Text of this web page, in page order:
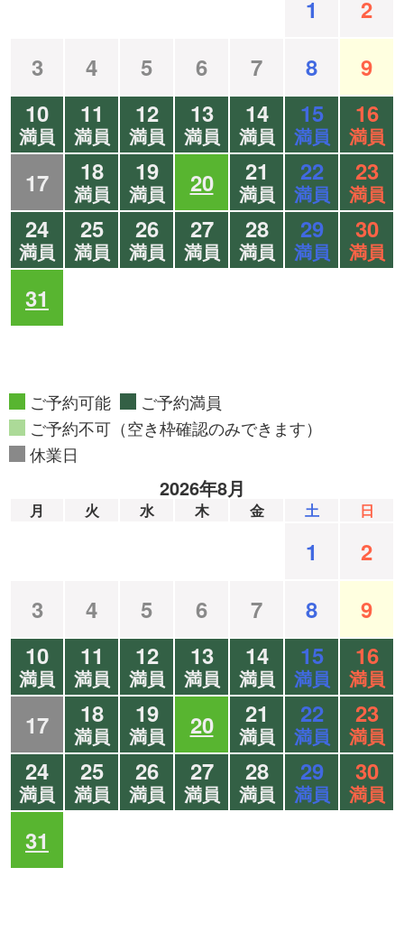
1
2
3
4 5 6 7 8
9
10
満員
11
満員
12
満員
13
満員
14
満員
15
満員
16
満員
17 18
満員
19
満員 20 21
満員
22
満員
23
満員
24
満員
25
満員
26
満員
27
満員
28
満員
29
満員
30
満員
31
ご予約可能
ご予約満員
ご予約不可（空き枠確認のみできます）
休業日
2026年8月
月 火 水 木 金 土 日
1
2
3
4 5 6 7 8
9
10
満員
11
満員
12
満員
13
満員
14
満員
15
満員
16
満員
17 18
満員
19
満員 20 21
満員
22
満員
23
満員
24
満員
25
満員
26
満員
27
満員
28
満員
29
満員
30
満員
31